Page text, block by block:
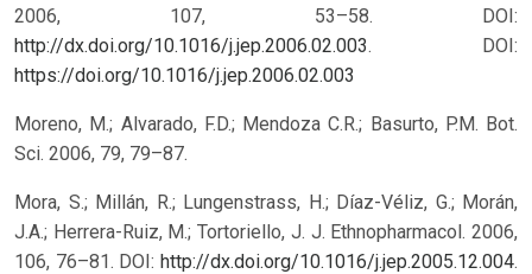
2006, 107, 53–58. DOI:
http://dx.doi.org/10.1016/j.jep.2006.02.003. DOI:
https://doi.org/10.1016/j.jep.2006.02.003
Moreno, M.; Alvarado, F.D.; Mendoza C.R.; Basurto, P.M. Bot.
Sci. 2006, 79, 79–87.
Mora, S.; Millán, R.; Lungenstrass, H.; Díaz-Véliz, G.; Morán,
J.A.; Herrera-Ruiz, M.; Tortoriello, J. J. Ethnopharmacol. 2006,
106, 76–81. DOI: http://dx.doi.org/10.1016/j.jep.2005.12.004.